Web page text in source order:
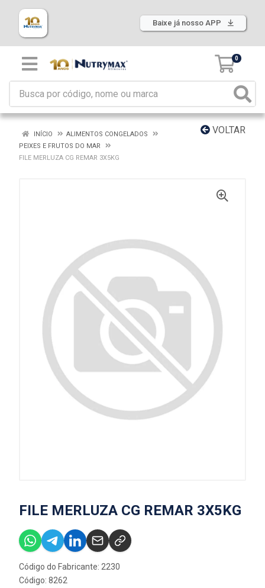
Baixe já nosso APP
0
VOLTAR
INÍCIO
ALIMENTOS CONGELADOS
PEIXES E FRUTOS DO MAR
FILE MERLUZA CG REMAR 3X5KG
FILE MERLUZA CG REMAR 3X5KG
Código do Fabricante: 2230
Código: 8262